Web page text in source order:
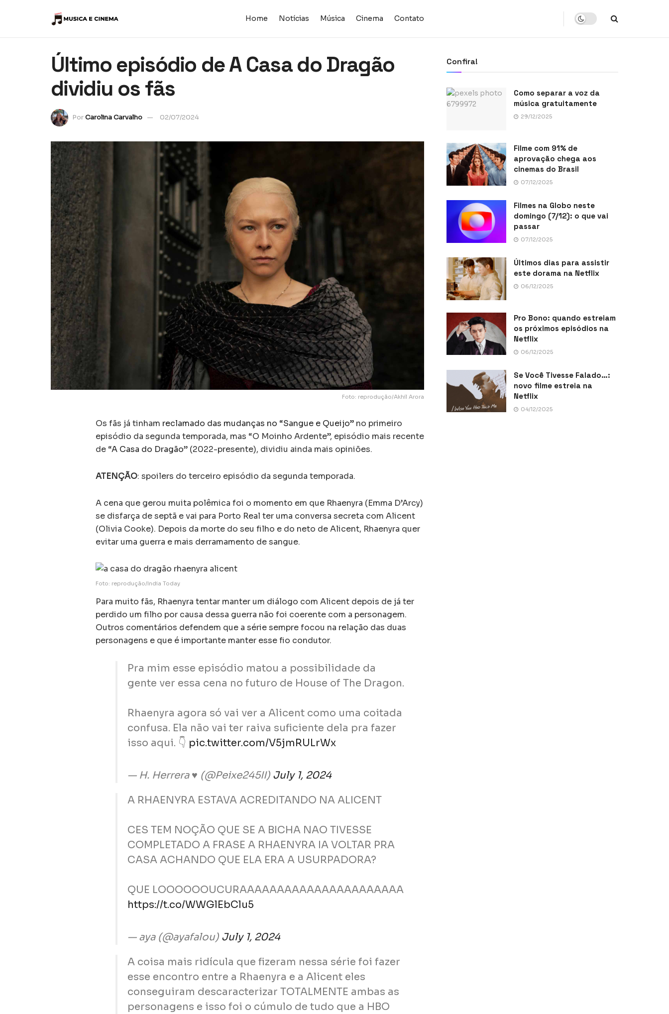
Home Notícias Música Cinema Contato
Último episódio de A Casa do Dragão
dividiu os fãs
PorCarolina Carvalho 02/07/2024
Foto: reprodução/Akhil Arora
Os fãs já tinham reclamado das mudanças no “Sangue e Queijo” no primeiro
episódio da segunda temporada, mas “O Moinho Ardente”, episódio mais recente
de “A Casa do Dragão” (2022-presente), dividiu ainda mais opiniões.
ATENÇÃO: spoilers do terceiro episódio da segunda temporada.
A cena que gerou muita polêmica foi o momento em que Rhaenyra (Emma D’Arcy)
se disfarça de septã e vai para Porto Real ter uma conversa secreta com Alicent
(Olivia Cooke). Depois da morte do seu filho e do neto de Alicent, Rhaenyra quer
evitar uma guerra e mais derramamento de sangue.
Foto: reprodução/India Today
Para muito fãs, Rhaenyra tentar manter um diálogo com Alicent depois de já ter
perdido um filho por causa dessa guerra não foi coerente com a personagem.
Outros comentários defendem que a série sempre focou na relação das duas
personagens e que é importante manter esse fio condutor.
Pra mim esse episódio matou a possibilidade da
gente ver essa cena no futuro de House of The Dragon.
Rhaenyra agora só vai ver a Alicent como uma coitada
confusa. Ela não vai ter raiva suficiente dela pra fazer
isso aqui. 👇 pic.twitter.com/V5jmRULrWx
— H. Herrera ♥️ (@Peixe245II) July 1, 2024
A RHAENYRA ESTAVA ACREDITANDO NA ALICENT
CES TEM NOÇÃO QUE SE A BICHA NAO TIVESSE
COMPLETADO A FRASE A RHAENYRA IA VOLTAR PRA
CASA ACHANDO QUE ELA ERA A USURPADORA?
QUE LOOOOOOUCURAAAAAAAAAAAAAAAAAAAAAA
https://t.co/WWGlEbClu5
— aya (@ayafalou) July 1, 2024
A coisa mais ridícula que fizeram nessa série foi fazer
esse encontro entre a Rhaenyra e a Alicent eles
conseguiram descaracterizar TOTALMENTE ambas as
personagens e isso foi o cúmulo de tudo que a HBO
Confira!
Como separar a voz da
música gratuitamente
29/12/2025
Filme com 91% de
aprovação chega aos
cinemas do Brasil
07/12/2025
Filmes na Globo neste
domingo (7/12): o que vai
passar
07/12/2025
Últimos dias para assistir
este dorama na Netflix
06/12/2025
Pro Bono: quando estreiam
os próximos episódios na
Netflix
06/12/2025
Se Você Tivesse Falado…:
novo filme estreia na
Netflix
04/12/2025